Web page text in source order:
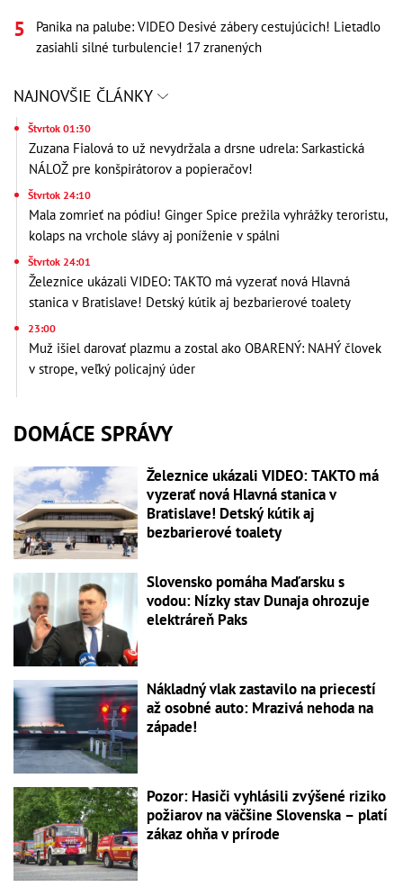
Panika na palube: VIDEO Desivé zábery cestujúcich! Lietadlo
zasiahli silné turbulencie! 17 zranených
NAJNOVŠIE ČLÁNKY
Štvrtok 01:30
Zuzana Fialová to už nevydržala a drsne udrela: Sarkastická
NÁLOŽ pre konšpirátorov a popieračov!
Štvrtok 24:10
Mala zomrieť na pódiu! Ginger Spice prežila vyhrážky teroristu,
kolaps na vrchole slávy aj poníženie v spálni
Štvrtok 24:01
Železnice ukázali VIDEO: TAKTO má vyzerať nová Hlavná
stanica v Bratislave! Detský kútik aj bezbarierové toalety
23:00
Muž išiel darovať plazmu a zostal ako OBARENÝ: NAHÝ človek
v strope, veľký policajný úder
DOMÁCE SPRÁVY
Železnice ukázali VIDEO: TAKTO má
vyzerať nová Hlavná stanica v
Bratislave! Detský kútik aj
bezbarierové toalety
Slovensko pomáha Maďarsku s
vodou: Nízky stav Dunaja ohrozuje
elektráreň Paks
Nákladný vlak zastavilo na priecestí
až osobné auto: Mrazivá nehoda na
západe!
Pozor: Hasiči vyhlásili zvýšené riziko
požiarov na väčšine Slovenska – platí
zákaz ohňa v prírode